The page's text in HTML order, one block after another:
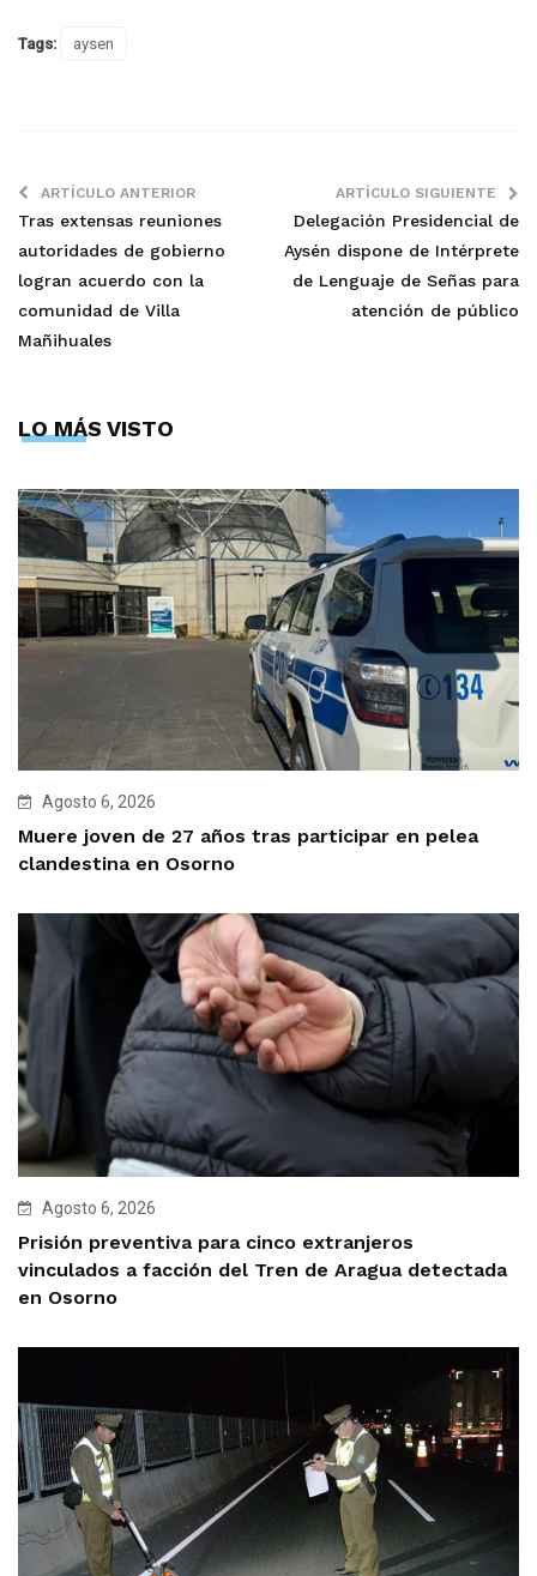
Tags: aysen
ARTÍCULO ANTERIOR
Tras extensas reuniones
autoridades de gobierno
logran acuerdo con la
comunidad de Villa
Mañihuales
ARTÍCULO SIGUIENTE
Delegación Presidencial de
Aysén dispone de Intérprete
de Lenguaje de Señas para
atención de público
LO MÁS VISTO
Agosto 6, 2026
Muere joven de 27 años tras participar en pelea
clandestina en Osorno
Agosto 6, 2026
Prisión preventiva para cinco extranjeros
vinculados a facción del Tren de Aragua detectada
en Osorno